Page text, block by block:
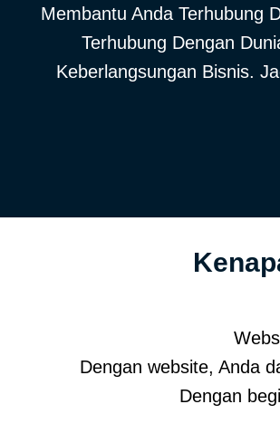
Membantu Anda Terhubung
Terhubung Dengan
Keberlangsungan Bisnis.
Dengan website, Anda
Dengan